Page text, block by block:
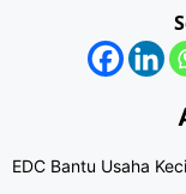
EDC Bantu Usaha